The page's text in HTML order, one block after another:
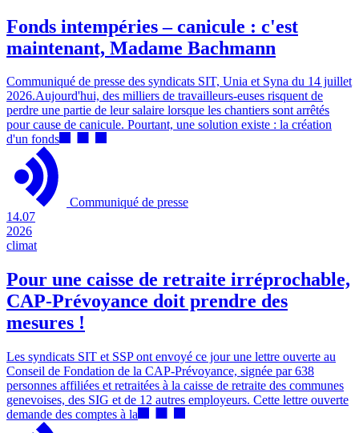
Fonds intempéries – canicule : c'est
maintenant, Madame Bachmann
Communiqué de presse des syndicats SIT, Unia et Syna du 14 juillet
2026.Aujourd'hui, des milliers de travailleurs-euses risquent de
perdre une partie de leur salaire lorsque les chantiers sont arrêtés
pour cause de canicule. Pourtant, une solution existe : la création
d'un fonds
Communiqué de presse
14.07
2026
climat
Pour une caisse de retraite irréprochable,
CAP-Prévoyance doit prendre des
mesures !
Les syndicats SIT et SSP ont envoyé ce jour une lettre ouverte au
Conseil de Fondation de la CAP-Prévoyance, signée par 638
personnes affiliées et retraitées à la caisse de retraite des communes
genevoises, des SIG et de 12 autres employeurs. Cette lettre ouverte
demande des comptes à la